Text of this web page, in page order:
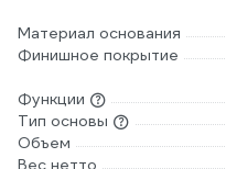
Материал основания
Финишное покрытие
Функции
Тип основы
Объем
Вес нетто